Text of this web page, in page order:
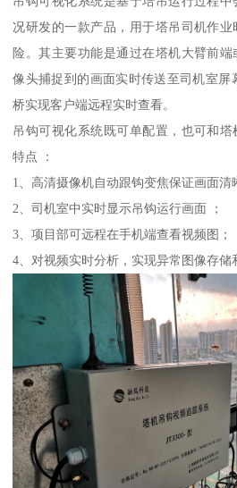
况研发的一款产品，用于塔吊司机作
险。其主要功能是通过在塔机大臂前
像头捕捉到的画面实时传送至司机室屏
桥实现客户端远程实时查看。
吊钩可视化系统既可单配置，也可和
特点 ：
1、高清摄像机自动跟钩变焦保证画面清
2、司机室中实时显示吊钩运行画面 ；
3、项目部可远程在手机端查看视频图；
4、对视频实时分析，实现异常图像存储